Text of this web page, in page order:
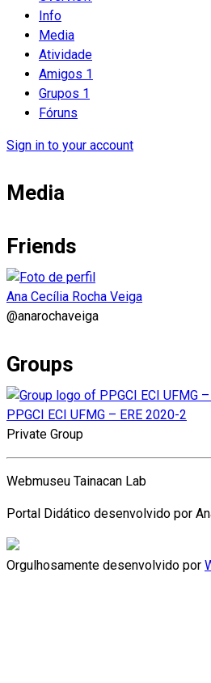
Info
Media
Atividade
Amigos 1
Grupos 1
Fóruns
Sign in to your account
Media
Friends
Ana Cecília Rocha Veiga
@anarochaveiga
Groups
PPGCI ECI UFMG – ERE 2020-2
Private Group
Webmuseu Tainacan Lab
Portal Didático desenvolvido por
Orgulhosamente desenvolvido por